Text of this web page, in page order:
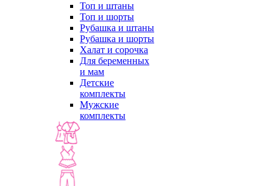
Топ и штаны
Топ и шорты
Рубашка и штаны
Рубашка и шорты
Халат и сорочка
Для беременных
и мам
Детские
комплекты
Мужские
комплекты